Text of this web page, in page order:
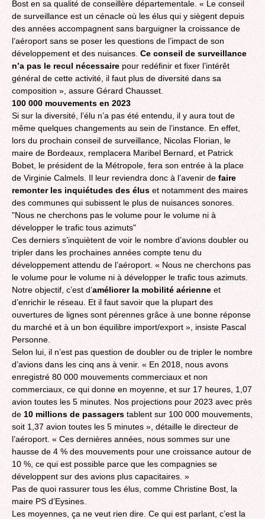
Bost en sa qualité de conseillère départementale. « Le conseil
de surveillance est un cénacle où les élus qui y siègent depuis
des années accompagnent sans barguigner la croissance de
l’aéroport sans se poser les questions de l’impact de son
développement et des nuisances. Ce conseil de surveillance
n’a pas le recul nécessaire pour redéfinir et fixer l’intérêt
général de cette activité, il faut plus de diversité dans sa
composition », assure Gérard Chausset.
100 000 mouvements en 2023
Si sur la diversité, l’élu n’a pas été entendu, il y aura tout de
même quelques changements au sein de l’instance. En effet,
lors du prochain conseil de surveillance, Nicolas Florian, le
maire de Bordeaux, remplacera Maribel Bernard, et Patrick
Bobet, le président de la Métropole, fera son entrée à la place
de Virginie Calmels. Il leur reviendra donc à l’avenir de faire
remonter les inquiétudes des élus et notamment des maires
des communes qui subissent le plus de nuisances sonores.
"Nous ne cherchons pas le volume pour le volume ni à
développer le trafic tous azimuts"
Ces derniers s’inquiètent de voir le nombre d’avions doubler ou
tripler dans les prochaines années compte tenu du
développement attendu de l’aéroport. « Nous ne cherchons pas
le volume pour le volume ni à développer le trafic tous azimuts.
Notre objectif, c’est d’améliorer la mobilité aérienne et
d’enrichir le réseau. Et il faut savoir que la plupart des
ouvertures de lignes sont pérennes grâce à une bonne réponse
du marché et à un bon équilibre import/export », insiste Pascal
Personne.
Selon lui, il n’est pas question de doubler ou de tripler le nombre
d’avions dans les cinq ans à venir. « En 2018, nous avons
enregistré 80 000 mouvements commerciaux et non
commerciaux, ce qui donne en moyenne, et sur 17 heures, 1,07
avion toutes les 5 minutes. Nos projections pour 2023 avec près
de 10 millions de passagers tablent sur 100 000 mouvements,
soit 1,37 avion toutes les 5 minutes », détaille le directeur de
l’aéroport. « Ces dernières années, nous sommes sur une
hausse de 4 % des mouvements pour une croissance autour de
10 %, ce qui est possible parce que les compagnies se
développent sur des avions plus capacitaires. »
Pas de quoi rassurer tous les élus, comme Christine Bost, la
maire PS d’Eysines.
Les moyennes, ça ne veut rien dire. Ce qui est parlant, c’est la